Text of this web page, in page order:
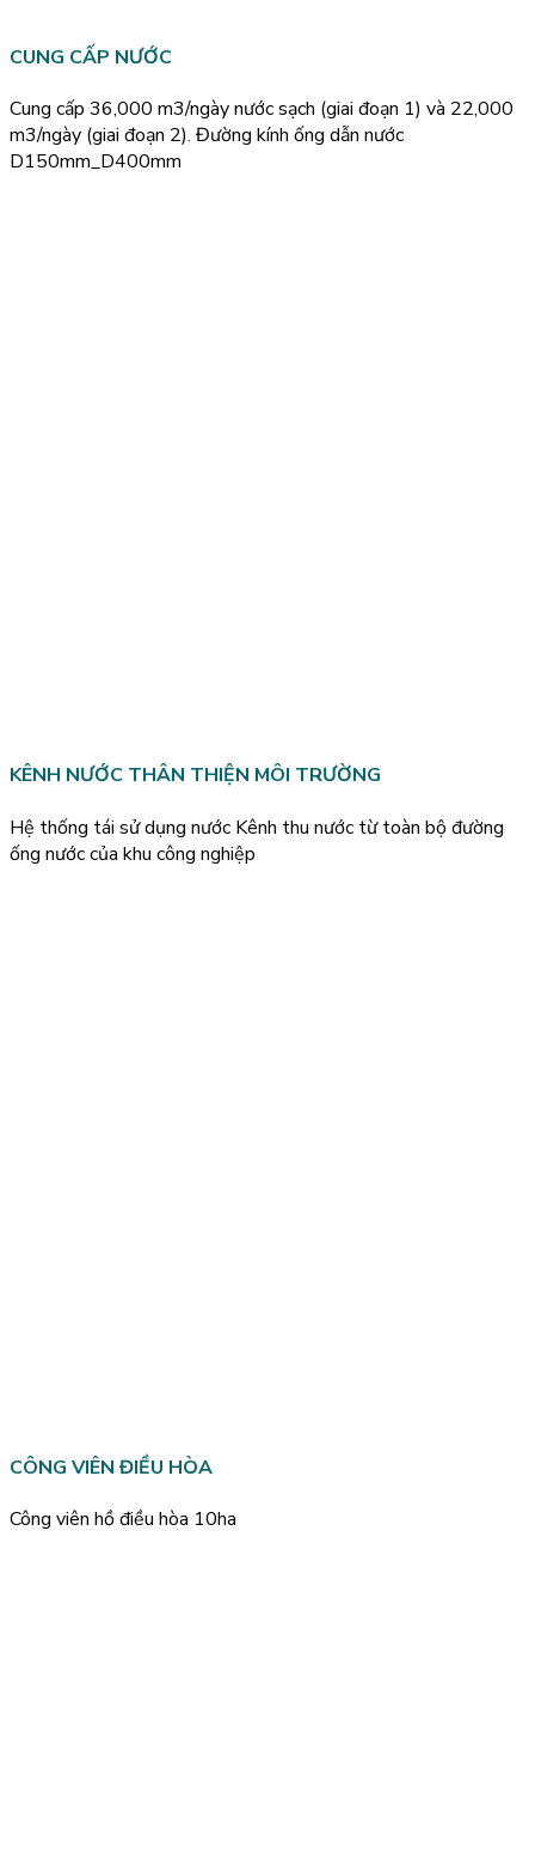
CUNG CẤP NƯỚC
Cung cấp 36,000 m3/ngày nước sạch (giai đoạn 1) và 22,000
m3/ngày (giai đoạn 2). Đường kính ống dẫn nước
D150mm_D400mm
KÊNH NƯỚC THÂN THIỆN MÔI TRƯỜNG
Hệ thống tái sử dụng nước Kênh thu nước từ toàn bộ đường
ống nước của khu công nghiệp
CÔNG VIÊN ĐIỀU HÒA
Công viên hồ điều hòa 10ha